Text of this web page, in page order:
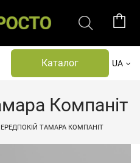
Каталог UA
Компаніт
ТАМАРА КОМПАНІТ